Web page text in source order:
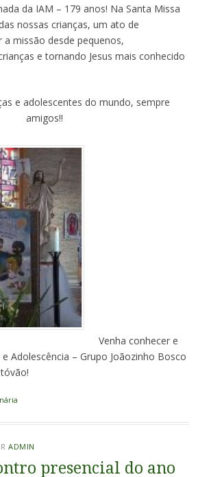
da IAM – 179 anos! Na Santa Missa
nossas crianças, um ato de
missão desde pequenos,
e tornando Jesus mais conhecido
e adolescentes do mundo, sempre
amigos!!
Venha conhecer e
Adolescência – Grupo Joãozinho Bosco
ADMIN
presencial do ano